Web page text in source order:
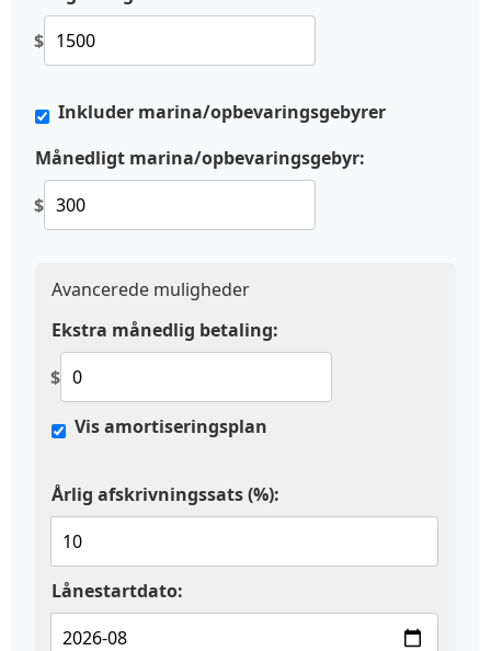
$
Inkluder marina/opbevaringsgebyrer
Månedligt marina/opbevaringsgebyr:
$
Avancerede muligheder
Ekstra månedlig betaling:
$
Vis amortiseringsplan
Årlig afskrivningssats (%):
Lånestartdato: